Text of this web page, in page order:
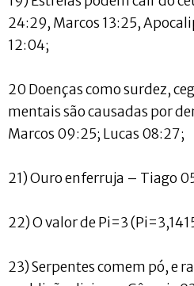
24:29, Marcos 13:25,
12:04;
20 Doenças como surdez,
mentais são causadas por
Marcos 09:25; Lucas 08:27;
21) Ouro enferruja – Tiago
22) O valor de Pi=3
23) Serpentes comem pó, e